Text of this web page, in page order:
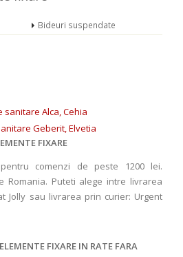
Bideuri suspendate
sanitare Alca, Cehia
Geberit, Elvetia
FIXARE
comenzi de peste 1200 lei.
Romania. Puteti alege intre livrarea
Jolly sau livrarea prin curier: Urgent
FIXARE IN RATE FARA